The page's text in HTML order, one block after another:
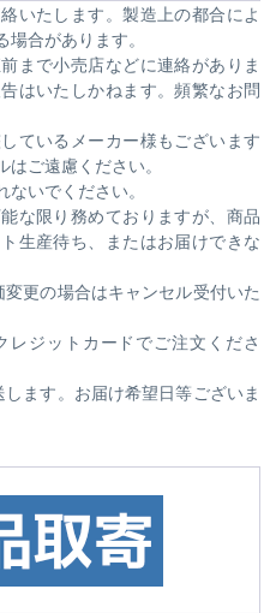
いたします。製造上の都合によ
合があります。
まで小売店などに連絡がありま
はいたしかねます。頻繁なお問
ているメーカー様もございます
ご遠慮ください。
いでください。
な限り務めておりますが、商品
生産待ち、またはお届けできな
更の場合はキャンセル受付いた
ジットカードでご注文くださ
ます。お届け希望日等ございま